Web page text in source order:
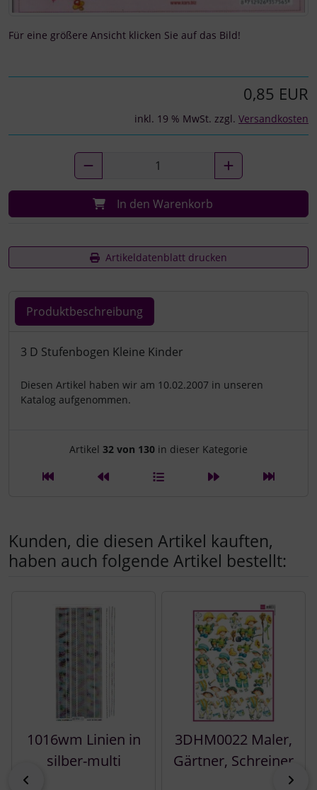
Für eine größere Ansicht klicken Sie auf das Bild!
0,85 EUR
inkl. 19 % MwSt. zzgl. Versandkosten
In den Warenkorb
Artikeldatenblatt drucken
Produktbeschreibung
Produktbeschreibung
3 D Stufenbogen Kleine Kinder
Diesen Artikel haben wir am 10.02.2007 in unseren
Katalog aufgenommen.
Artikelnavigation innerhalb
Artikel 32 von 130 in dieser Kategorie
Kunden, die diesen Artikel kauften,
haben auch folgende Artikel bestellt:
1016wm Linien in
silber-multi
3DHM0022 Maler,
Gärtner, Schreiner